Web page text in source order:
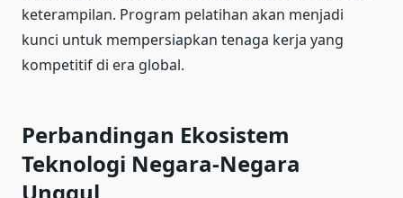
keterampilan. Program pelatihan akan menjadi
kunci untuk mempersiapkan tenaga kerja yang
kompetitif di era global.
Perbandingan Ekosistem
Teknologi Negara-Negara